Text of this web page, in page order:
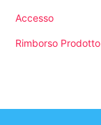
Accesso
Rimborso Prodotto